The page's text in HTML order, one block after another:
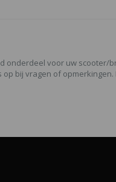
onderdeel voor uw scooter/
bij vragen of